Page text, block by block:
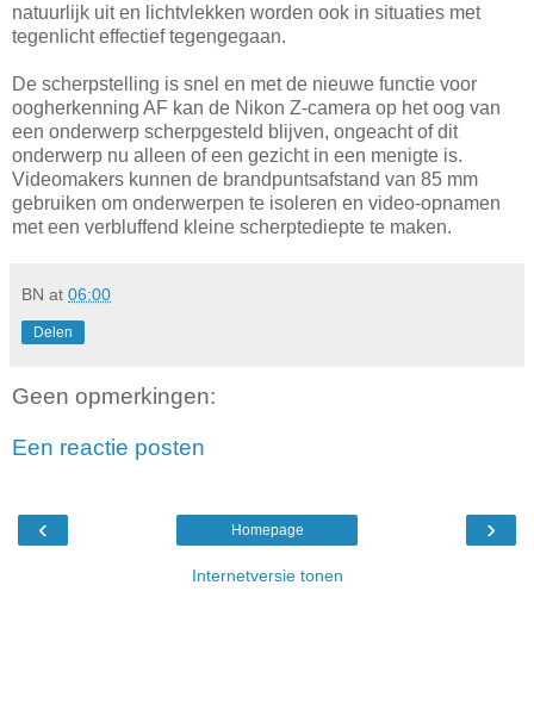
natuurlijk uit en lichtvlekken worden ook in situaties met
tegenlicht effectief tegengegaan.
De scherpstelling is snel en met de nieuwe functie voor
oogherkenning AF kan de Nikon Z-camera op het oog van
een onderwerp scherpgesteld blijven, ongeacht of dit
onderwerp nu alleen of een gezicht in een menigte is.
Videomakers kunnen de brandpuntsafstand van 85 mm
gebruiken om onderwerpen te isoleren en video-opnamen
met een verbluffend kleine scherptediepte te maken.
BN at 06:00
Delen
Geen opmerkingen:
Een reactie posten
‹ ›
Homepage
Internetversie tonen